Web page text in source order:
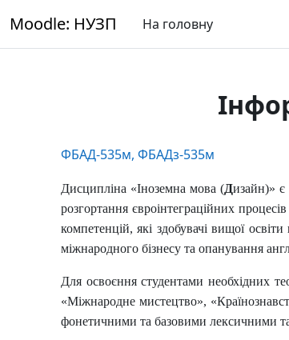
Moodle: НУЗП На головну
ФБАД-535м, ФБАДз-535м
Дисципліна «Іноземна мова (Дизайн)» є
розгортання євроінтеграційних
компетенцій, які здобувачі вищої
міжнародного бізнесу та опанування
Для освоєння студентами необхідних
«Міжнародне мистецтво»,
фонетичними та базовими лексичними